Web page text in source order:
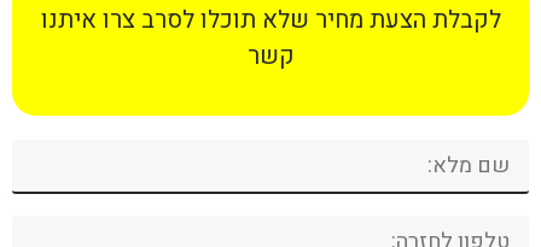
לקבלת הצעת מחיר שלא תוכלו לסרב צרו איתנו
קשר